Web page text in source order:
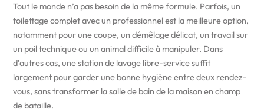
Tout le monde n’a pas besoin de la même formule. Parfois, un
toilettage complet avec un professionnel est la meilleure option,
notamment pour une coupe, un démêlage délicat, un travail sur
un poil technique ou un animal difficile à manipuler. Dans
d’autres cas, une station de lavage libre-service suffit
largement pour garder une bonne hygiène entre deux rendez-
vous, sans transformer la salle de bain de la maison en champ
de bataille.